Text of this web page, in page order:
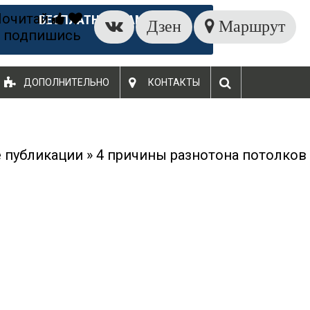
БЕСПЛАТНЫЙ ЗАМЕР
ДОПОЛНИТЕЛЬНО КОНТАКТЫ
подпишись
Дзен Маршрут
» 4 причины разнотона потолков